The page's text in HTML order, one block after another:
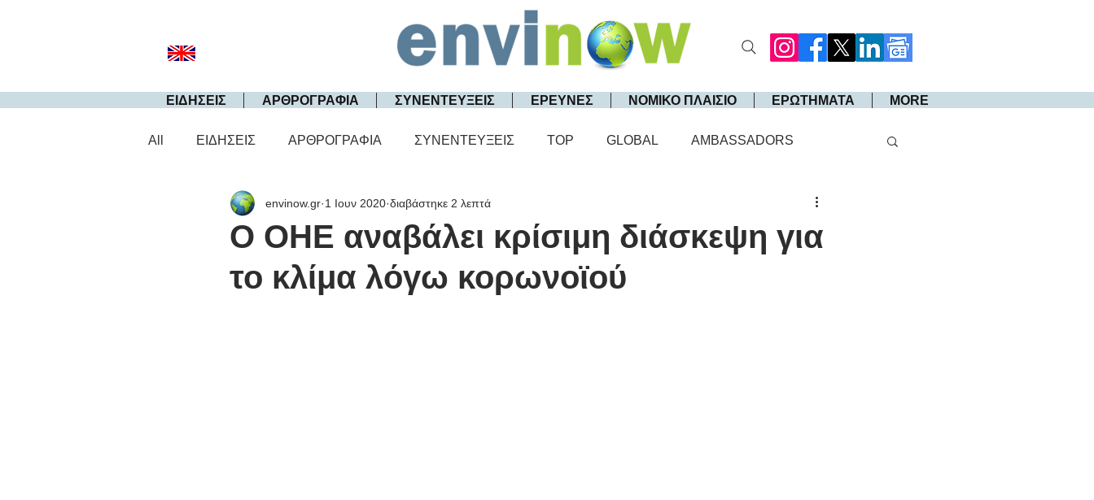
ΕΙΔΗΣΕΙΣ ΑΡΘΡΟΓΡΑΦΙΑ ΣΥΝΕΝΤΕΥΞΕΙΣ ΕΡΕΥΝΕΣ ΝΟΜΙΚΟ ΠΛΑΙΣΙΟ ΕΡΩΤΗΜΑΤΑ MORE
All ΕΙΔΗΣΕΙΣ ΑΡΘΡΟΓΡΑΦΙΑ ΣΥΝΕΝΤΕΥΞΕΙΣ TOP GLOBAL AMBASSADORS
Ο ΟΗΕ αναβάλει κρίσιμη διάσκεψη για
το κλίμα λόγω κορωνοϊού
envinow.gr 1 Ιουν 2020 διαβάστηκε 2 λεπτά